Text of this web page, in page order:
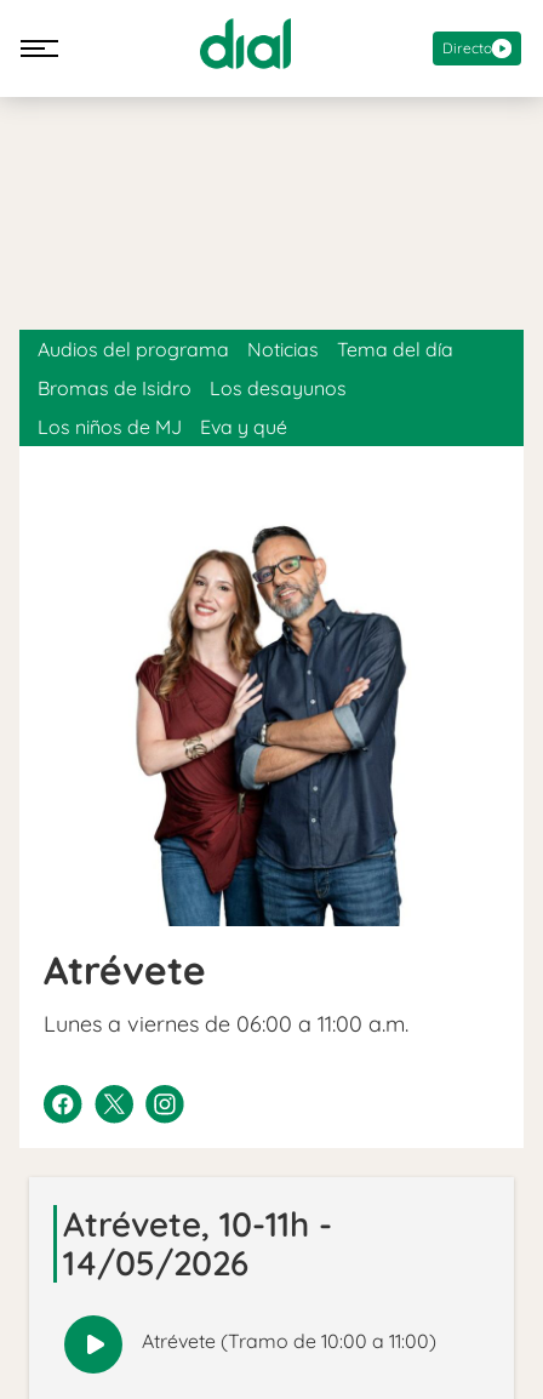
Directo
Atrévete
Lunes a viernes de 06:00 a 11:00 a.m.
Audios del programa Noticias
Tema del día
Bromas de Isidro
Los desayunos
Los niños de MJ
Eva y qué
Atrévete, 10-11h -
14/05/2026
Reproducir
audio
Atrévete (Tramo de 10:00 a 11:00)